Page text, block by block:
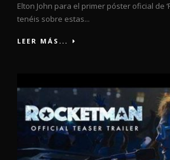
Elton John para el primer póster oficial de
tenéis sobre estas...
LEER MÁS...